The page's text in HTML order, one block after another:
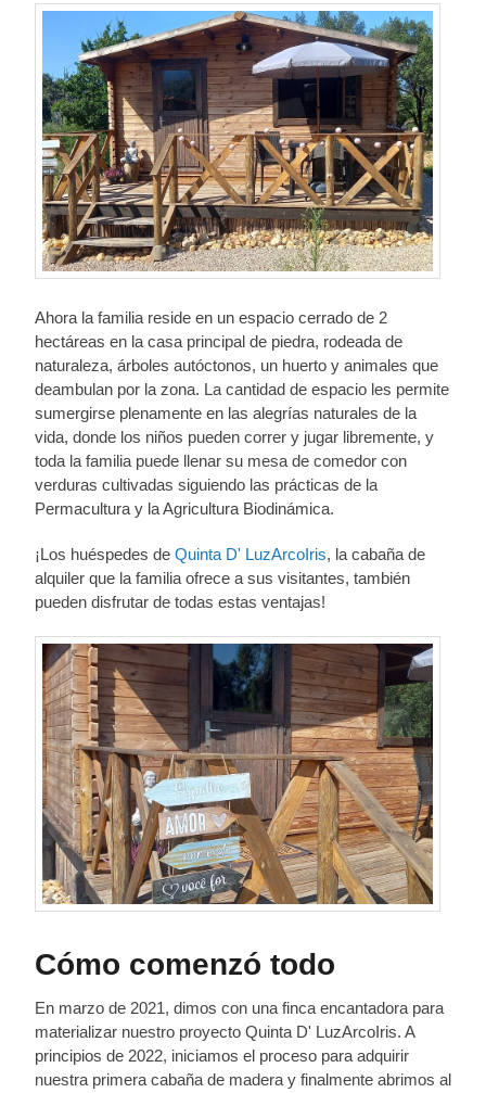
Ahora la familia reside en un espacio cerrado de 2
hectáreas en la casa principal de piedra, rodeada de
naturaleza, árboles autóctonos, un huerto y animales que
deambulan por la zona. La cantidad de espacio les permite
sumergirse plenamente en las alegrías naturales de la
vida, donde los niños pueden correr y jugar libremente, y
toda la familia puede llenar su mesa de comedor con
verduras cultivadas siguiendo las prácticas de la
Permacultura y la Agricultura Biodinámica.
¡Los huéspedes de Quinta D' LuzArcoIris, la cabaña de
alquiler que la familia ofrece a sus visitantes, también
pueden disfrutar de todas estas ventajas!
Cómo comenzó todo
En marzo de 2021, dimos con una finca encantadora para
materializar nuestro proyecto Quinta D' LuzArcoIris. A
principios de 2022, iniciamos el proceso para adquirir
nuestra primera cabaña de madera y finalmente abrimos al